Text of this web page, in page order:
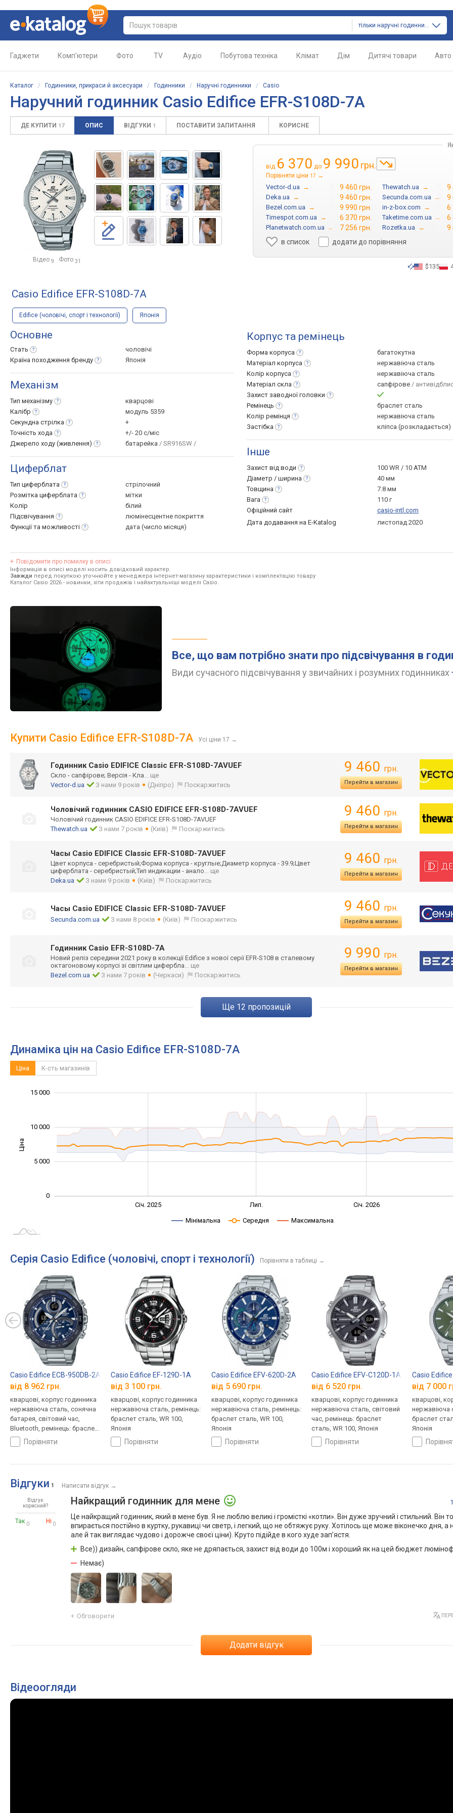
тільки наручні годинники
Гаджети Комп'ютери Фото TV Аудіо Побутова техніка Клімат Дім Дитячі товари Авто
Каталог / Годинники, прикраси й аксесуари / Годинники / Наручні годинники / Casio
Наручний годинник Casio Edifice EFR-S108D-7A
ДЕ КУПИТИ 17 ОПИС ВІДГУКИ 1 ПОСТАВИТИ ЗАПИТАННЯ КОРИСНЕ
Відео 9 Фото 31
від 6 370 до 9 990 грн.
Порівняти ціни 17 →
Vector-d.ua → 9 460 грн. Thewatch.ua → 9
Deka.ua → 9 460 грн. Secunda.com.ua → 9
Bezel.com.ua → 9 990 грн. in-z-box.com → 6
Timespot.com.ua → 6 370 грн. Taketime.com.ua → 6
Planetwatch.com.ua → 7 256 грн. Rozetka.ua →
9
в список
додати до порівняння
$135
Casio Edifice EFR-S108D-7A
Edifice (чоловічі, спорт і технології) Японія
Основне
Стать
чоловічі
Країна походження бренду Японія
Механізм
Тип механізму
кварцові
Калібр
модуль 5359
Секундна стрілка
+
Точність хода
+/- 20 с/міс
Джерело ходу (живлення) батарейка / SR916SW /
Циферблат
Тип циферблата
стрілочний
Розмітка циферблата
мітки
Колір
білий
Підсвічування
люмінесцентне покриття
Функції та можливості дата (число місяця)
Корпус та ремінець
Форма корпуса
багатокутна
Матеріал корпуса
нержавіюча сталь
Колір корпуса
нержавіюча сталь
Матеріал скла сапфірове /
Захист заводноїголовки
Ремінець
браслет сталь
Колір ремінця
нержавіюча сталь
Застібка
кліпса (розкладається)
Інше
Захист від води
100 WR / 10 ATM
Діаметр / ширина
40 мм
Товщина
7.8 мм
Вага
110 г
Офіційний сайт
casio-intl.com
Дата додавання на E-Katalog
листопад 2020
Повідомити про помилку в описі
Інформація в описі моделі носить довідковий характер.
Завжди перед покупкою уточнюйте у менеджера інтернет-магазину характеристики і комплектацію товару
Каталог Casio 2026 - новинки, хіти продажів і найактуальніші моделі Casio.
Все, що вам потрібно знати про підсвічування в
Види сучасного підсвічування у звичайних і розумних годинниках
Купити Casio Edifice EFR-S108D-7A Усі ціни 17 →
Годинник Casio EDIFICE Classic EFR-S108D-7AVUEF
Скло - сапфірове; Версія - Кла... ще
Vector-d.ua
З нами 9 років (Дніпро) Поскаржитись
9 460 грн.
Перейти в магазин
Чоловічий годинник CASIO EDIFICE EFR-S108D-7AVUEF
Чоловічий годинник CASIO EDIFICE EFR-S108D-7AVUEF
Thewatch.ua
З нами 7 років (Київ) Поскаржитись
9 460 грн.
Перейти в магазин
Часы Casio EDIFICE Classic EFR-S108D-7AVUEF
Цвет корпуса - серебристый;Форма корпуса - круглые;Диаметр корпуса - 39.9;Цвет
циферблата - серебристый;Тип индикации - анало... ще
Deka.ua
З нами 9 років (Київ) Поскаржитись
9 460 грн.
Перейти в магазин
Часы Casio EDIFICE Classic EFR-S108D-7AVUEF
Secunda.com.ua З нами 8 років (Київ) Поскаржитись
9 460 грн.
Перейти в магазин
Годинник Casio EFR-S108D-7A
Новий реліз середини 2021 року в колекції Edifice з нової серії EFR-S108 в сталевому
октагоновому корпусі зі світлим цифербла... ще
Bezel.com.ua
З нами 7 років (Черкаси) Поскаржитись
9 990 грн.
Перейти в магазин
ще 12 пропозицій
Динаміка цін на Casio Edifice EFR-S108D-7A
Ціна К-сть магазинів
Ціна
0
15 000
10 000
5 000
Січ. 2025 Лип. Січ. 2026
Мінімальна Середня Максимальна
Серія Casio Edifice (чоловічі, спорт і технології) Порівняти в таблиці →
Casio Edifice ECB-950DB-2A
від 8 962 грн.
кварцові, корпус годинника
нержавіюча сталь, сонячна
батарея, світовий час,
Bluetooth, ремінець: браслет
сталь, WR 100, Японія
порівняти
Casio Edifice EF-129D-1A
від 3 100 грн.
кварцові, корпус годинника
нержавіюча сталь, ремінець:
браслет сталь, WR 100,
Японія
порівняти
Casio Edifice EFV-620D-2A
від 5 690 грн.
кварцові, корпус годинника
нержавіюча сталь, ремінець:
браслет сталь, WR 100,
Японія
порівняти
Casio Edifice EFV-C120D-1A
від 6 520 грн.
кварцові, корпус годинника
нержавіюча сталь, світовий
час, ремінець: браслет
сталь, WR 100, Японія
порівняти
Casio
від 7 000
кварцові,
нержавіюча
браслет
Японія
Відгуки 1 Написати відгук →
Відгук
корисний?
Так 0 Ні 0
Найкращий годинник для мене
Це найкращий годинник, який в мене був. Я не люблю великі і громісткі «котли». Він дуже зручний і стильний. Він
впирається постійно в куртку, рукавиці чи светр, і легкий, що не обтяжує руку. Хотілось ще може віконечко дня, а
але й так виглядає чудово і дорожче своєї ціни). Круто підійде в кого худе запʼястя.
Все)) дизайн, сапфірове скло, яке не дряпається, захист від води до 100м і хороший як на цей бюджет
Немає)
Обговорити
Додати відгук
Відеоогляди